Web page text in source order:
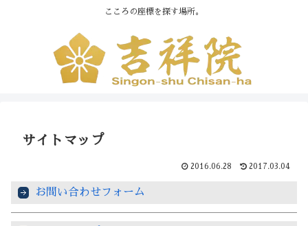
こころの座標を探す場所。
サイトマップ
2016.06.28 2017.03.04
お問い合わせフォーム